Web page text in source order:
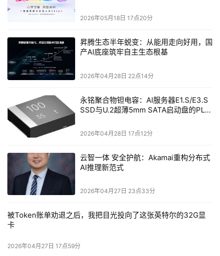
2026年05月18日 17点20分
昇腾生态半年蜕变：从能用走向好用，国
产AI底座筑牢自主生态根基
2026年04月28日 22点14分
永铭聚合物钽电容：AI服务器E1.S/E3.S
SSD与U.2超薄5mm SATA启动盘的PLP
2026年04月28日 17点12分
云智一体 安全护航：Akamai重构分布式
AI推理新范式
2026年04月27日 23点33分
被Token账单劝退之后，我把目光投向了这张英特尔的32G显
卡
2026年04月27日 17点59分